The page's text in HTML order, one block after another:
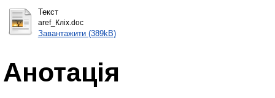
Текст
aref_Кліх.doc
Завантажити (389kB)
Анотація